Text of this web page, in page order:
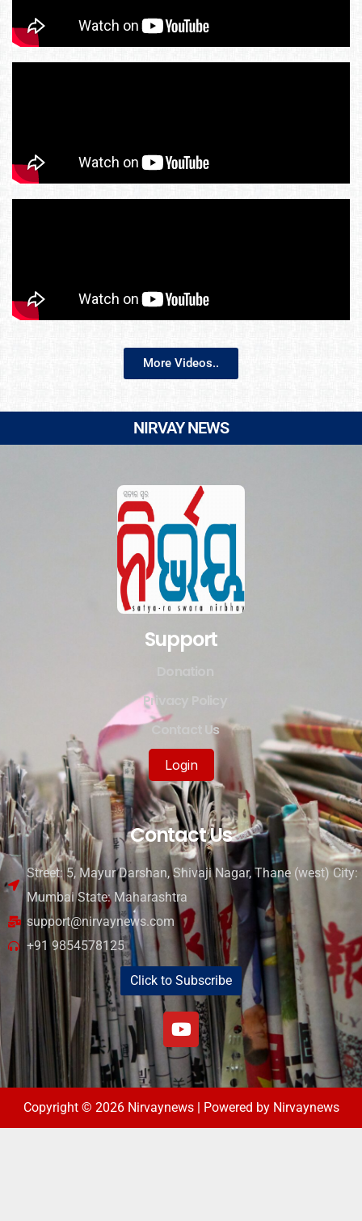
More Videos..
NIRVAY NEWS
Support
Privacy Policy
Contact Us
Login
Contact Us
Street: 5, Mayur Darshan, Shivaji Nagar, Thane (west) City:
Mumbai State: Maharashtra
support@nirvaynews.com
+91 9854578125
Click to Subscribe
Copyright © 2026 Nirvaynews | Powered by Nirvaynews